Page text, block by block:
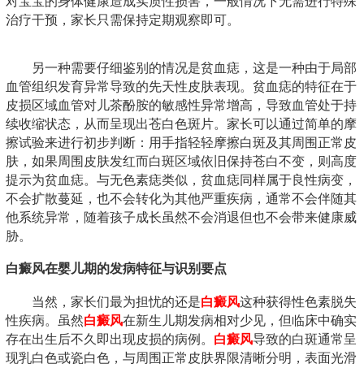
治疗干预，家长只需保持定期观察即可。
另一种需要仔细鉴别的情况是贫血痣，这是一种由于局部
血管组织发育异常导致的先天性皮肤表现。贫血痣的特征在于
皮损区域血管对儿茶酚胺的敏感性异常增高，导致血管处于持
续收缩状态，从而呈现出苍白色斑片。家长可以通过简单的摩
擦试验来进行初步判断：用手指轻轻摩擦白斑及其周围正常皮
肤，如果周围皮肤发红而白斑区域依旧保持苍白不变，则高度
提示为贫血痣。与无色素痣类似，贫血痣同样属于良性病变，
不会扩散蔓延，也不会转化为其他严重疾病，通常不会伴随其
他系统异常，随着孩子成长虽然不会消退但也不会带来健康威
胁。
白癜风在婴儿期的发病特征与识别要点
当然，家长们最为担忧的还是白癜风这种获得性色素脱失
性疾病。虽然白癜风在新生儿期发病相对少见，但临床中确实
存在出生后不久即出现皮损的病例。 白癜风导致的白斑通常呈
现乳白色或瓷白色，与周围正常皮肤界限清晰分明，表面光滑